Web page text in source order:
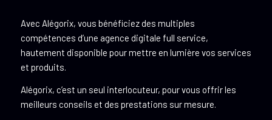
Avec Alégorix, vous bénéficiez des multiples
compétences d’une agence digitale full service,
hautement disponible pour mettre en lumière vos services
et produits.
Alégorix, c’est un seul interlocuteur, pour vous offrir les
meilleurs conseils et des prestations sur mesure.